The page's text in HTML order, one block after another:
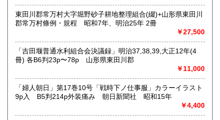
東田川郡常万村大字堀野砂子耕地整理組合(綴)+山形県東田川
郡常万村條例・規程 昭和7年、明治25年 2冊
￥27,500
「吉田堰普通水利組合会決議録」明治37,38,39,大正12年(4
冊) 各B6判23p〜78p 山形県東田川郡
￥11,000
「婦人朝日」第17巻10号「戦時下ノ仕事服」カラーイラスト
9p入 B5判214p外装痛み 朝日新聞社 昭和15年
￥4,400